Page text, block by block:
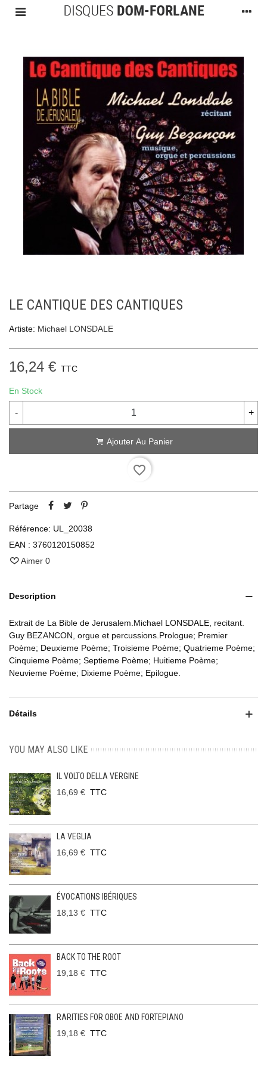
LE CANTIQUE DES CANTIQUES
Artiste: Michael LONSDALE
16,24 € TTC
En Stock
- +
Ajouter Au Panier
favorite_border
Partage
Référence: UL_20038
EAN : 3760120150852
Aimer 0
Description
Extrait de La Bible de Jerusalem.Michael LONSDALE, recitant.
Guy BEZANCON, orgue et percussions.Prologue; Premier
Poème; Deuxieme Poème; Troisieme Poème; Quatrieme Poème;
Cinquieme Poème; Septieme Poème; Huitieme Poème;
Neuvieme Poème; Dixieme Poème; Epilogue.
Détails
YOU MAY ALSO LIKE
IL VOLTO DELLA VERGINE
16,69 € TTC
LA VEGLIA
16,69 € TTC
ÉVOCATIONS IBÉRIQUES
18,13 € TTC
BACK TO THE ROOT
19,18 € TTC
RARITIES FOR OBOE AND FORTEPIANO
19,18 € TTC